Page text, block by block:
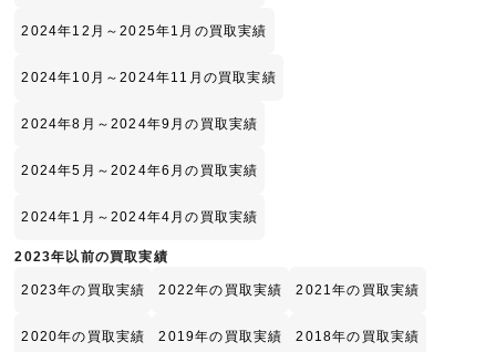
2024年12月～2025年1月の買取実績
2024年10月～2024年11月の買取実績
2024年8月～2024年9月の買取実績
2024年5月～2024年6月の買取実績
2024年1月～2024年4月の買取実績
2023年以前の買取実績
2023年の買取実績 2022年の買取実績 2021年の買取実績
2020年の買取実績 2019年の買取実績 2018年の買取実績